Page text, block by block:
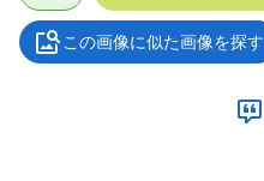
この画像に似た画像を探す